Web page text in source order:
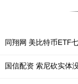
同翔网 美比特币ETF
国信配资 索尼砍实体